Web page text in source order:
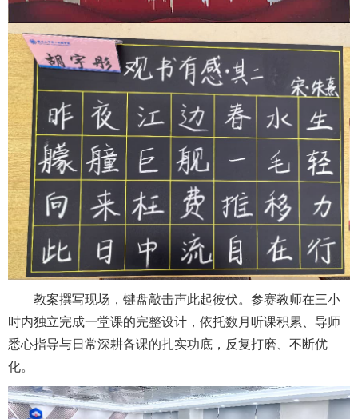
教案撰写现场，键盘敲击声此起彼伏。参赛教师在三小
时内独立完成一堂课的完整设计，依托数月听课积累、导师
悉心指导与日常深耕备课的扎实功底，反复打磨、不断优
化。